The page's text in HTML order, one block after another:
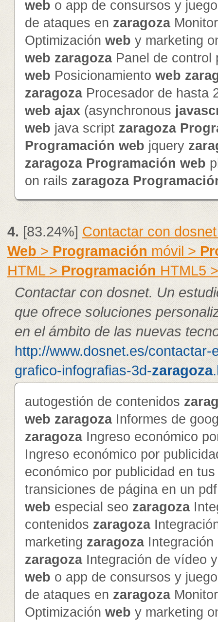
web o app de consursos y
de ataques en zaragoza
Optimización web y marketing
web zaragozaPanel de control
web Posicionamiento web
zaragozaProcesador de hasta
web ajax (asynchronous
web java script zaragoza
Programación web jquery
zaragoza Programación web
on rails zaragoza
4. [83.24%]Contactar con
Web> Programación móvil >
HTML >Programación HTML5
Contactar con dosnet. Un
que ofrece soluciones
en el ámbito de las nuevas
http://www.dosnet.es/contactar-
grafico-infografias-3d-zaragoza
autogestión de contenidos
web zaragozaInformes de
zaragozaIngreso económico
Ingreso económico por
económico por publicidad en
transiciones de página en un
web especial seo zaragoza
contenidos zaragoza
marketing zaragozaIntegración
zaragozaIntegración de vídeo
web o app de consursos y
de ataques en zaragoza
Optimización web y marketing